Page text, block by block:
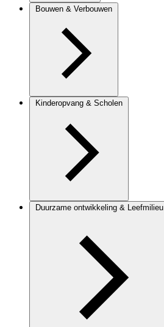
Bouwen & Verbouwen
Kinderopvang & Scholen
Duurzame ontwikkeling & Leefmilieu